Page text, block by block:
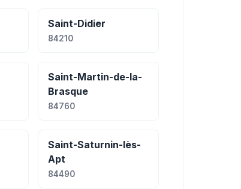
Saint-Didier
84210
Saint-Martin-de-la-
Brasque
84760
Saint-Saturnin-lès-
Apt
84490